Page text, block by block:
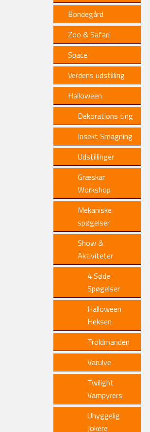
Bondegård
Zoo & Safari
Space
Verdens udstilling
Halloween
Dekorations ting
Insekt Smagning
Udstillinger
Græskar
Workshop
Mekaniske
spøgelser
Show &
Aktiviteter
4 Søde
Spøgelser
Halloween
Heksen
Troldmanden
Varulve
Twilight
Vampyrers
Uhyggelig
Jokere